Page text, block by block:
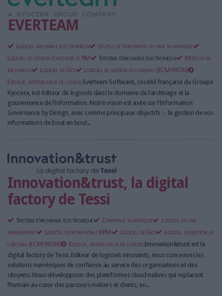
EVERTEAM
Logiciel archivage électronique
Outils de traitement du vrac numérique
Logiciel de gestion d'archives et RM
Système d’archivage électronique
Moteur de
recherche
Logiciel de Ged
Logiciel de gestion de contenu (ECM/WCM)
Editeur, distributeur de logicielEverteam Software, société française du Groupe
Kyocera, est éditeur de logiciels dans le domaine de l’archivage et la
gouvernance de l’information. Notre vision est axée sur l’Information
Governance by Design, avec comme principaux objectifs : - la gestion de vos
informations de bout en bout...
Innovation&trust, la digital
factory de Tessi
Système d’archivage électronique Confiance numérique
Logiciel de case
management
Logiciel de workflow / BPM Logiciel de Ged
Logiciel de gestion de
contenu (ECM/WCM)
Editeur, distributeur de logicielInnovation&trust est la
digital factory de Tessi. Editeur de logiciels innovants, nous concevons les
solutions numériques de confiance au service des organisations et des
citoyens. Nous développons des plateformes cloud natives qui replacent
l’humain au cœur des parcours métiers et clients, en...